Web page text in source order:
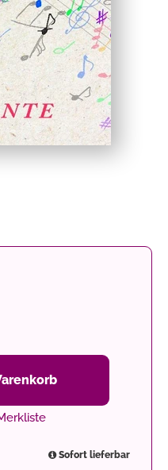
Sofort lieferbar